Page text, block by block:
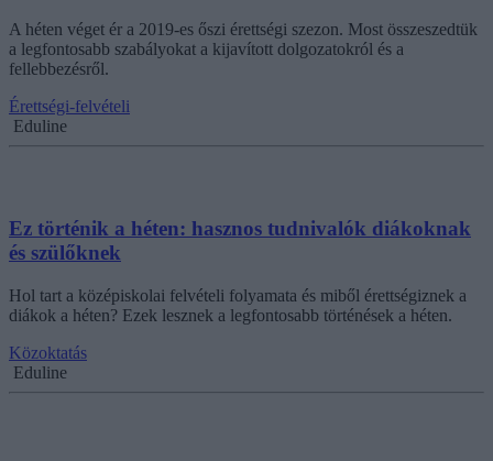
A héten véget ér a 2019-es őszi érettségi szezon. Most összeszedtük
a legfontosabb szabályokat a kijavított dolgozatokról és a
fellebbezésről.
Érettségi-felvételi
Eduline
Ez történik a héten: hasznos tudnivalók diákoknak
és szülőknek
Hol tart a középiskolai felvételi folyamata és miből érettségiznek a
diákok a héten? Ezek lesznek a legfontosabb történések a héten.
Közoktatás
Eduline